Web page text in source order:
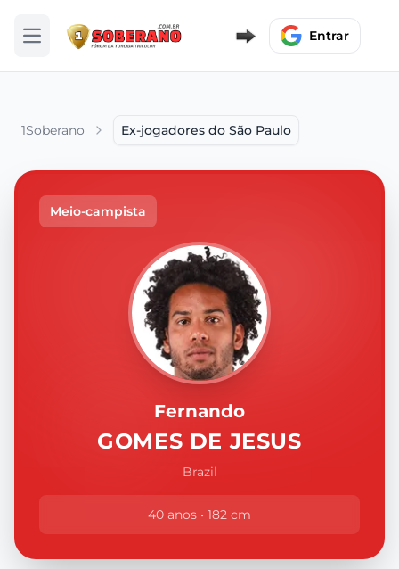
Abrir menu Entrar
1Soberano Ex-jogadores do São Paulo
Meio-campista
Fernando
GOMES DE JESUS
Brazil
40 anos • 182 cm